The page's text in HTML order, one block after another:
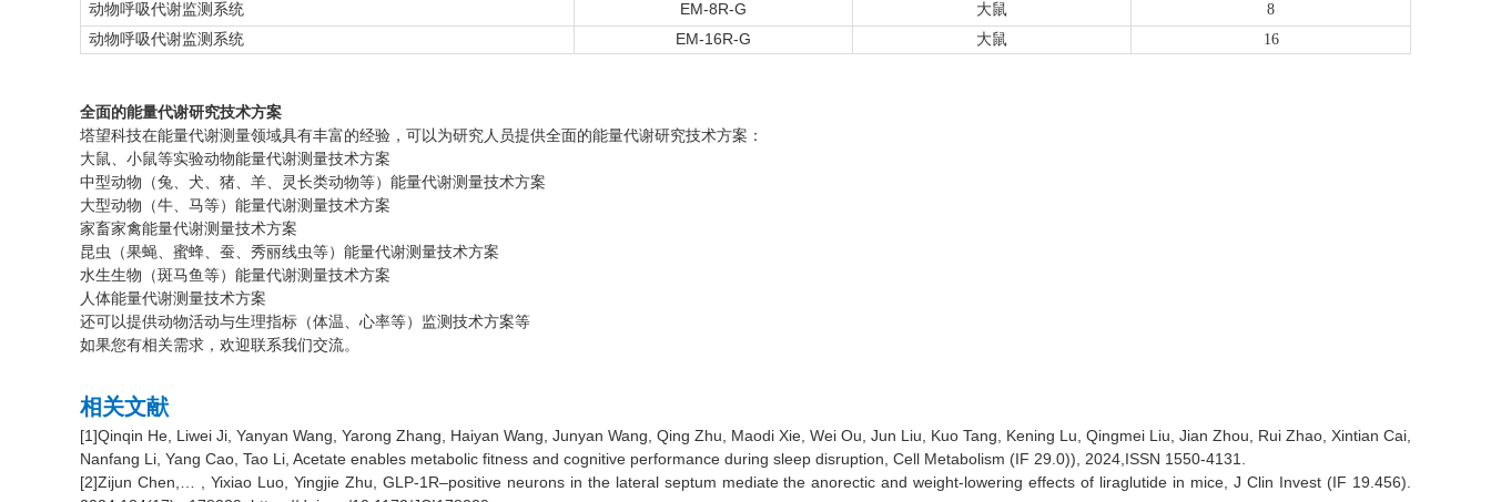
动物呼吸代谢监测系统
EM-8R-G 大鼠
8
动物呼吸代谢监测系统
EM-16R-G 大鼠 16
全面的能量代谢研究技术方案
塔望科技在能量代谢测量领域具有丰富的经验，可以为研究人员提供全面的能量代谢研究技术方案：
大鼠、小鼠等实验动物能量代谢测量技术方案
中型动物（兔、犬、猪、羊、灵长类动物等）能量代谢测量技术方案
大型动物（牛、马等）能量代谢测量技术方案
家畜家禽能量代谢测量技术方案
昆虫（果蝇、蜜蜂、蚕、秀丽线虫等）能量代谢测量技术方案
水生生物（斑马鱼等）能量代谢测量技术方案
人体能量代谢测量技术方案
还可以提供动物活动与生理指标（体温、心率等）监测技术方案等
如果您有相关需求，欢迎联系我们交流。
相关文献
[1]Qinqin He, Liwei Ji, Yanyan Wang, Yarong Zhang, Haiyan Wang, Junyan Wang, Qing Zhu, Maodi Xie, Wei Ou, Jun Liu, Kuo Tang, Kening Lu, Qingmei Liu, Jian Zhou, Rui Zhao, Xintian Cai,
Nanfang Li, Yang Cao, Tao Li, Acetate enables metabolic fitness and cognitive performance during sleep disruption, Cell Metabolism (IF 29.0)), 2024,ISSN 1550-4131.
[2]Zijun Chen,… , Yixiao Luo, Yingjie Zhu, GLP-1R–positive neurons in the lateral septum mediate the anorectic and weight-lowering effects of liraglutide in mice, J Clin Invest (IF 19.456).